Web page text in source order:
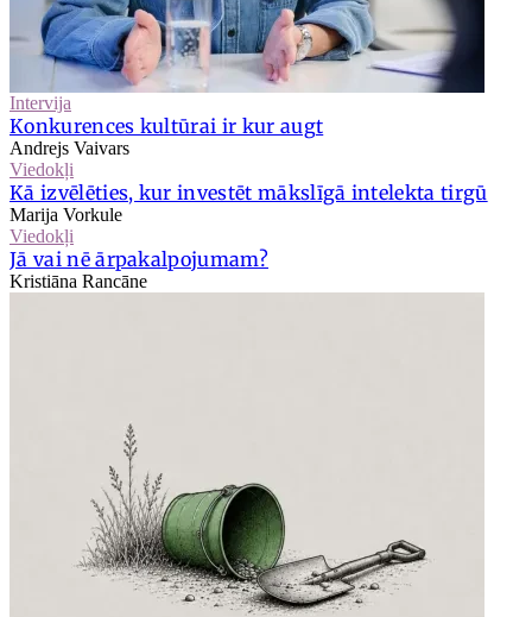
Intervija
Konkurences kultūrai ir kur augt
Andrejs Vaivars
Viedokļi
Kā izvēlēties, kur investēt mākslīgā intelekta tirgū
Marija Vorkule
Viedokļi
Jā vai nē ārpakalpojumam?
Kristiāna Rancāne